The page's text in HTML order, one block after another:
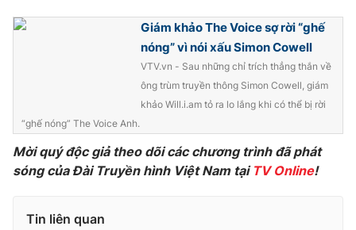
Tư vấn
Podcast
Photo
Video Shorts video
VTV Money
Giám khảo The Voice sợ rời “ghế
nóng” vì nói xấu Simon Cowell
VTV.vn - Sau những chỉ trích thẳng thắn về
ông trùm truyền thông Simon Cowell, giám
khảo Will.i.am tỏ ra lo lắng khi có thể bị rời
“ghế nóng” The Voice Anh.
Mời quý độc giả theo dõi các chương trình đã phát
sóng của Đài Truyền hình Việt Nam tại TV Online!
Tin liên quan